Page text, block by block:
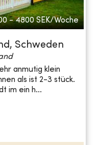
- 4800 SEK/Woche
Schweden
anmutig klein
als ist 2-3 stück.
im ein h...